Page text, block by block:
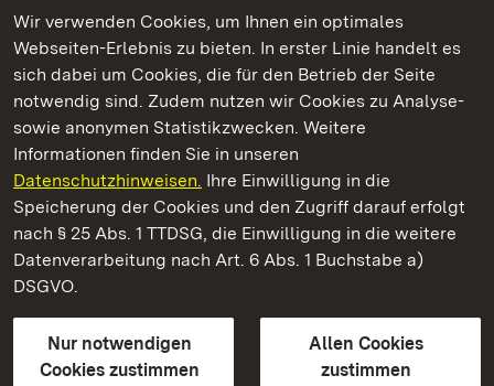
Wir verwenden Cookies, um Ihnen ein optimales
Webseiten-Erlebnis zu bieten. In erster Linie handelt es
sich dabei um Cookies, die für den Betrieb der Seite
notwendig sind. Zudem nutzen wir Cookies zu Analyse-
sowie anonymen Statistikzwecken. Weitere
Informationen finden Sie in unseren
Datenschutzhinweisen. Ihre Einwilligung in die
Speicherung der Cookies und den Zugriff darauf erfolgt
nach § 25 Abs. 1 TTDSG, die Einwilligung in die weitere
Datenverarbeitung nach Art. 6 Abs. 1 Buchstabe a)
DSGVO.
Nur notwendigen
Cookies zustimmen
Allen Cookies
zustimmen
Kommen. Staunen. Genießen.
Staatliche Schlösser und Gärten Baden‑Württemberg
Staatliche Schlösser und Gärten Baden-Württemberg
Kontakt
GebärdenspracheLeichte Sprache
Erklärung zur Barrierefreiheit
BITV-konform (geprüfte Seiten)